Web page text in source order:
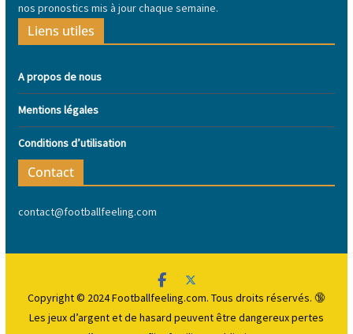
nos pronostics mis à jour chaque semaine.
Liens utiles
A propos de nous
Mentions légales
Conditions d’utilisation
Contact
contact@footballfeeling.com
Copyright © 2024 Footballfeeling.com. Tous droits réservés. 🔞
Les jeux d’argent et de hasard peuvent être dangereuxpertes